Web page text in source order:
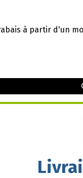
à partir d'un